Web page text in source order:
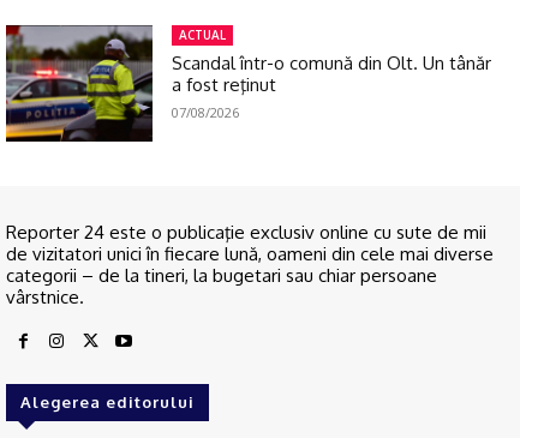
ACTUAL
Scandal într-o comună din Olt. Un tânăr
a fost reţinut
07/08/2026
Reporter 24 este o publicaţie exclusiv online cu sute de mii
de vizitatori unici în fiecare lună, oameni din cele mai diverse
categorii – de la tineri, la bugetari sau chiar persoane
vârstnice.
Alegerea editorului